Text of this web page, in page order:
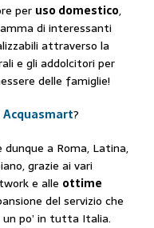
per uso domestico,
di interessanti
attraverso la
e gli addolcitori per
delle famiglie!
Acquasmart?
a Roma, Latina,
grazie ai vari
e alle ottime
del servizio che
po’ in tutta Italia.